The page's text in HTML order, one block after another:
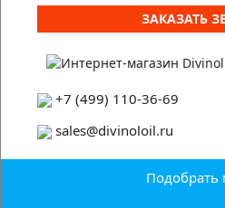
ЗАКАЗАТЬ
+7 (499) 110-36-69
sales@divinoloil.ru
Подобрать